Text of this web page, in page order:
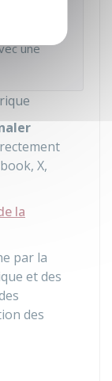
une
X,
la
par la
et des
des